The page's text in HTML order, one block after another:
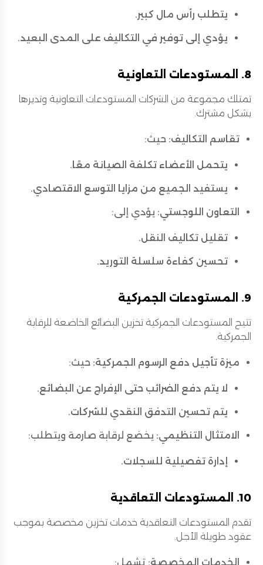
يتطلب رأس مال كبير.
يؤدي إلى توفير في التكاليف على المدى البعيد.
8. المستودعات التعاونية
تمتلك مجموعة من الشركات المستودعات التعاونية وتديرها
بشكل مشترك.
تقاسم التكاليف: حيث:
يتحمل الأعضاء تكلفة الصيانة معًا.
يستفيد الجميع من مزايا التوسع الاقتصادي.
التعاون اللوجستي: يؤدي إلى:
تقليل تكاليف النقل.
تحسين كفاءة سلسلة التوريد.
9. المستودعات الجمركية
تتيح المستودعات الجمركية تخزين البضائع الخاضعة للرقابة
الجمركية.
ميزة تأجيل دفع الرسوم الجمركية: حيث:
لا يتم دفع الضرائب حتى الإفراج عن البضائع.
يتم تحسين التدفق النقدي للشركات.
الامتثال التنظيمي: يخضع لرقابة صارمة ويتطلب:
إدارة تفصيلية للسجلات.
10. المستودعات التعاقدية
تقدم المستودعات التعاقدية خدمات تخزين مخصصة بموجب
عقود طويلة الأجل.
الخدمات المخصصة: تشمل: